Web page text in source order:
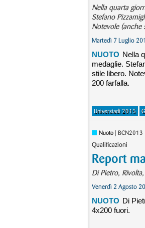
Nella quarta
Stefano
Notevole (anche
Martedì 7 Luglio
NUOTO Nella
medaglie.
stile libero.
200 farfalla.
Universiadi 2015
Nuoto | BCN2013
Qualificazioni
Report
Di Pietro,
Venerdì 2 Agosto
NUOTO Di
4x200 fuori.